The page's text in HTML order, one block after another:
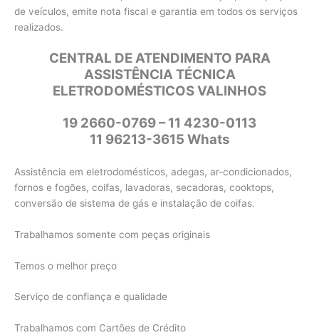
de veículos, emite nota fiscal e garantia em todos os serviços
realizados.
CENTRAL DE ATENDIMENTO PARA
ASSISTÊNCIA TÉCNICA
ELETRODOMÉSTICOS VALINHOS
19 2660-0769 – 11 4230-0113
11 96213-3615 Whats
Assistência em eletrodomésticos, adegas, ar-condicionados,
fornos e fogões, coifas, lavadoras, secadoras, cooktops,
conversão de sistema de gás e instalação de coifas.
Trabalhamos somente com peças originais
Temos o melhor preço
Serviço de confiança e qualidade
Trabalhamos com Cartões de Crédito